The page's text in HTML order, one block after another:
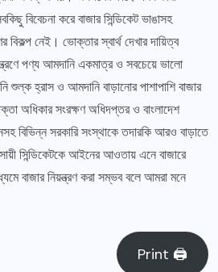
বিবেচনা করে বাজার সিন্ডিকেট ভাঙাসহ
বিকল্প নেই। ভোক্তার স্বার্থ দেখার দায়িত্ব
পণ্য আমদানি একমাত্র ও সবচেয়ে ভালো
শুল্ক হ্রাস ও আমদানি বাড়ানোর পাশাপাশি বাজার
অধিকার সংরক্ষণ অধিদপ্তর ও বাংলাদেশ
বিভিন্ন সরকারি সংস্থাকে তদারকি আরও বাড়াতে
সিন্ডিকেটকে আইনের আওতায় এনে বাজারে
বাজার নিয়ন্ত্রণ করা সম্ভব বলে আমরা মনে
Print 🖨